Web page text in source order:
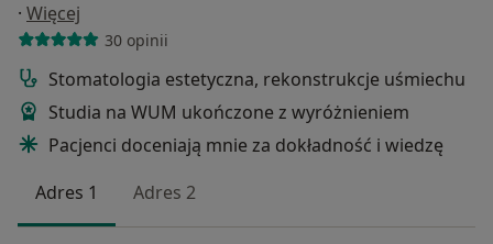
· Więcej
30 opinii
Stomatologia estetyczna, rekonstrukcje uśmiechu
Studia na WUM ukończone z wyróżnieniem
Pacjenci doceniają mnie za dokładność i wiedzę
Adres 1
Adres 2